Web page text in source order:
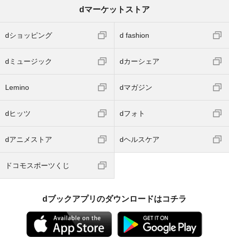
dマーケットストア
dショッピング d fashion
dミュージック dカーシェア
Lemino dマガジン
dヒッツ dフォト
dアニメストア dヘルスケア
ドコモスポーツくじ
dブックアプリのダウンロードはコチラ